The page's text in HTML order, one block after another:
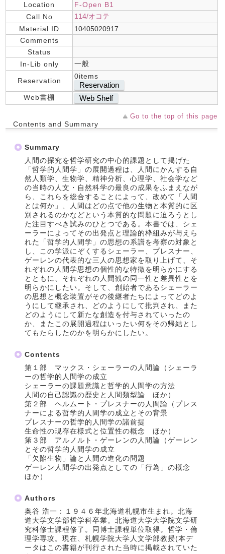
Location
F-Open B1
Call No
114/オコテ
Material ID
10405020917
Comments
Status
In-Lib only
一般
Reservation
0items
Reservation
Web書棚 Web Shelf
Go to the top of this page
Contents and Summary
Summary
人間の探究を哲学研究の中心的課題として掲げた
「哲学的人間学」の展開過程は、人間にかんする自
然人類学、生物学、精神分析、心理学、社会学など
の当時の人文・自然科学の最良の成果をふまえなが
ら、これらを総合することによって、改めて「人間
とは何か」、人間はどの点で他の生物と本質的に区
別されるのかなどという本質的な問題に迫ろうとし
た注目すべき試みのひとつである。本書では、シェ
ーラーによってその出発点と理論的枠組みが与えら
れた「哲学的人間学」の思想の系譜を考察の対象と
し、この学派にぞくするシェーラー、プレスナー、
ゲーレンの代表的な三人の思想家を取り上げて、そ
れぞれの人間学思想の個性的な特徴を明らかにする
とともに、それぞれの人間観の同一性と差異性とを
明らかにしたい。そして、創始者であるシェーラー
の思想と概念装置がその後継者たちによってどのよ
うにして継承され、どのようにして批判され、また
どのようにして新たな創造を付与されていったの
か、またこの展開過程はいったい何をその帰結とし
てもたらしたのかを明らかにしたい。
Contents
第１部 マックス・シェーラーの人間論（シェーラ
ーの哲学的人間学の成立
シェーラーの課題意識と哲学的人間学の方法
人間の自己認識の歴史と人間類型論 ほか）
第２部 ヘルムート・プレスナーの人間論（プレス
ナーによる哲学的人間学の成立とその背景
プレスナーの哲学的人間学の諸前提
生命性の現存在様式と位置性の概念 ほか）
第３部 アルノルト・ゲーレンの人間論（ゲーレン
とその哲学的人間学の成立
「欠陥生物」論と人間の進化の問題
ゲーレン人間学の出発点としての「行為」の概念
ほか）
Authors
奥谷 浩一：１９４６年北海道札幌市生まれ。北海
道大学文学部哲学科卒業。北海道大学大学院文学研
究科修士課程修了。同博士課程単位取得。哲学・倫
理学専攻。現在、札幌学院大学人文学部教授(本デ
ータはこの書籍が刊行された当時に掲載されていた